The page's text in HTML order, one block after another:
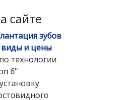
сайте
зубов
виды и цены
технологии
6"